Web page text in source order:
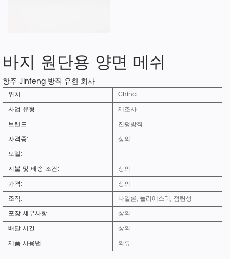
바지 원단용 양면 메쉬
항주 Jinfeng 방직 유한 회사
위치:
China
사업 유형:
제조사
브랜드:
진펑방직
자격증:
상의
모델:
지불 및 배송 조건:
상의
가격:
상의
조직:
나일론, 폴리에스터, 점탄성
포장 세부사항:
상의
배달 시간:
상의
제품 사용법:
의류